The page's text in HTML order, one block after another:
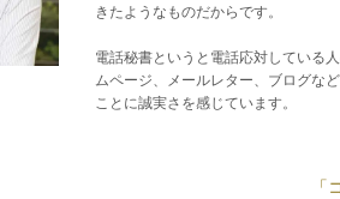
きたようなものだからです。
電話秘書というと電話応対している
ムページ、メールレター、ブログな
ことに誠実さを感じています。